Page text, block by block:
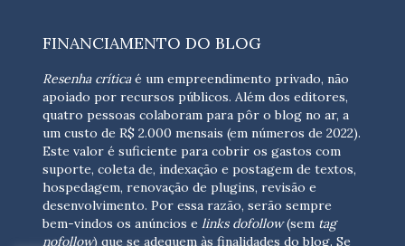
FINANCIAMENTO DO BLOG
Resenha críticaé um empreendimento privado, não
apoiado por recursos públicos. Além dos editores,
quatro pessoas colaboram para pôr o blog no ar, a
um custo de R$ 2.000 mensais (em números de 2022).
Este valor é suficiente para cobrir os gastos com
suporte, coleta de, indexação e postagem de textos,
hospedagem, renovação de plugins, revisão e
desenvolvimento. Por essa razão, serão sempre
bem-vindos os anúncios e links dofollow(sem tag
nofollow) que se adequem às finalidades do blog. Se